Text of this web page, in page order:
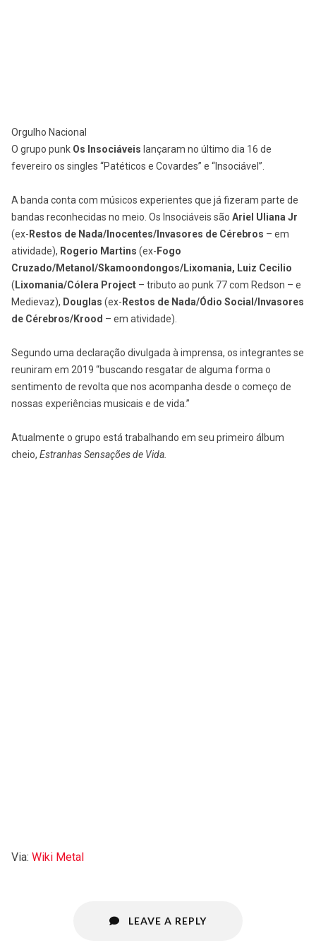
Orgulho Nacional
O grupo punk Os Insociáveis lançaram no último dia 16 de
fevereiro os singles “Patéticos e Covardes” e “Insociável”.
A banda conta com músicos experientes que já fizeram parte de
bandas reconhecidas no meio. Os Insociáveis são Ariel Uliana Jr
(ex- Restos de Nada/Inocentes/Invasores de Cérebros – em
atividade), Rogerio Martins (ex- Fogo
Cruzado/Metanol/Skamoondongos/Lixomania, Luiz Cecilio
( Lixomania/Cólera Project – tributo ao punk 77 com Redson – e
Medievaz), Douglas (ex- Restos de Nada/Ódio Social/Invasores
de Cérebros/Krood – em atividade).
Segundo uma declaração divulgada à imprensa, os integrantes se
reuniram em 2019 “buscando resgatar de alguma forma o
sentimento de revolta que nos acompanha desde o começo de
nossas experiências musicais e de vida.”
Atualmente o grupo está trabalhando em seu primeiro álbum
cheio, Estranhas Sensações de Vida.
Via: Wiki Metal
LEAVE A REPLY